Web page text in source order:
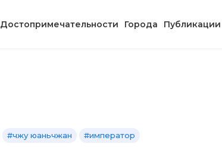
Достопримечательности Города Публикации
#чжу юаньчжан #император